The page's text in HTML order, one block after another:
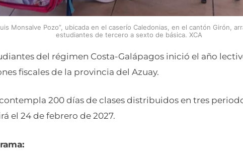
Monsalve Pozo”, ubicada en el caserío Caledonias, en el cantón Girón,
estudiantes de tercero a sexto de básica. XCA
del régimen Costa-Galápagos inició el año
fiscales de la provincia del Azuay.
200 días de clases distribuidos en tres
el 24 de febrero de 2027.